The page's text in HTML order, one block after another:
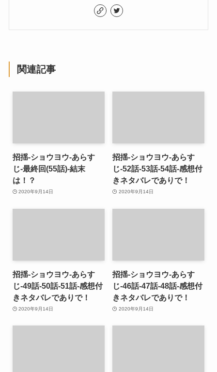
関連記事
招揺-ショウヨウ-あらす
じ-最終回(55話)-結末
は！？
2020年9月14日
招揺-ショウヨウ-あらす
じ-52話-53話-54話-感想付
きネタバレでありで！
2020年9月14日
招揺-ショウヨウ-あらす
じ-49話-50話-51話-感想付
きネタバレでありで！
2020年9月14日
招揺-ショウヨウ-あらす
じ-46話-47話-48話-感想付
きネタバレでありで！
2020年9月14日